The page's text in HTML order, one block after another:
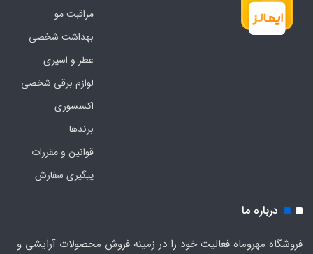
مراقبت مو
بهداشت شخصی
عطر و اسپری
لوازم برقی شخصی
اکسسوری
برندها
قوانین و مقررات
پیگیری سفارش
درباره ما
فروشگاه مهروماه فعالیت خود را در زمینه فروش محصولات آرایشی و